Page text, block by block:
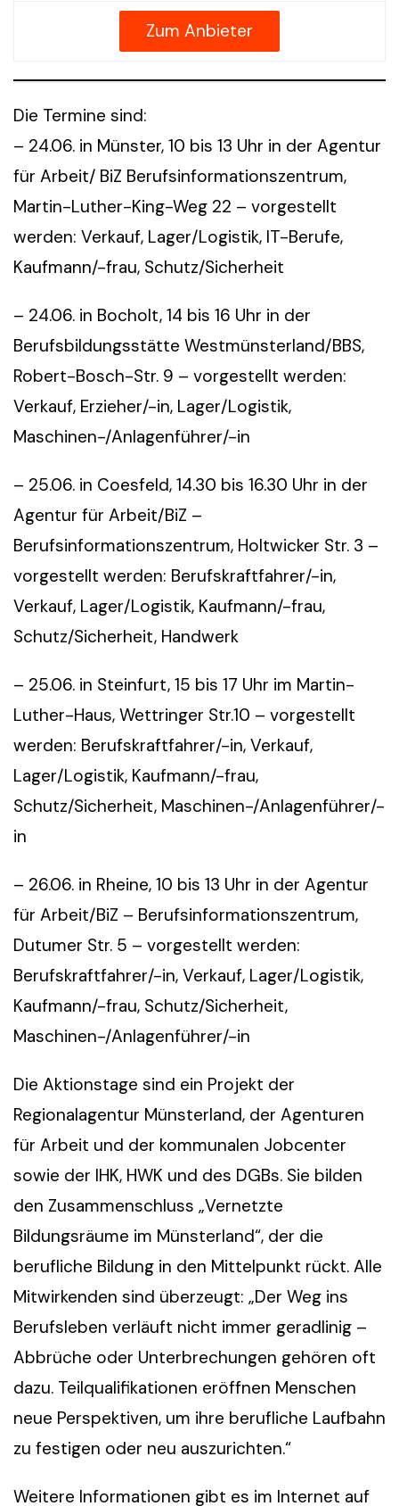
Zum Anbieter
Die Termine sind:
– 24.06. in Münster, 10 bis 13 Uhr in der Agentur
für Arbeit/ BiZ Berufsinformationszentrum,
Martin-Luther-King-Weg 22 – vorgestellt
werden: Verkauf, Lager/Logistik, IT-Berufe,
Kaufmann/-frau, Schutz/Sicherheit
– 24.06. in Bocholt, 14 bis 16 Uhr in der
Berufsbildungsstätte Westmünsterland/BBS,
Robert-Bosch-Str. 9 – vorgestellt werden:
Verkauf, Erzieher/-in, Lager/Logistik,
Maschinen-/Anlagenführer/-in
– 25.06. in Coesfeld, 14.30 bis 16.30 Uhr in der
Agentur für Arbeit/BiZ –
Berufsinformationszentrum, Holtwicker Str. 3 –
vorgestellt werden: Berufskraftfahrer/-in,
Verkauf, Lager/Logistik, Kaufmann/-frau,
Schutz/Sicherheit, Handwerk
– 25.06. in Steinfurt, 15 bis 17 Uhr im Martin-
Luther-Haus, Wettringer Str.10 – vorgestellt
werden: Berufskraftfahrer/-in, Verkauf,
Lager/Logistik, Kaufmann/-frau,
Schutz/Sicherheit, Maschinen-/Anlagenführer/-
in
– 26.06. in Rheine, 10 bis 13 Uhr in der Agentur
für Arbeit/BiZ – Berufsinformationszentrum,
Dutumer Str. 5 – vorgestellt werden:
Berufskraftfahrer/-in, Verkauf, Lager/Logistik,
Kaufmann/-frau, Schutz/Sicherheit,
Maschinen-/Anlagenführer/-in
Die Aktionstage sind ein Projekt der
Regionalagentur Münsterland, der Agenturen
für Arbeit und der kommunalen Jobcenter
sowie der IHK, HWK und des DGBs. Sie bilden
den Zusammenschluss „Vernetzte
Bildungsräume im Münsterland“, der die
berufliche Bildung in den Mittelpunkt rückt. Alle
Mitwirkenden sind überzeugt: „Der Weg ins
Berufsleben verläuft nicht immer geradlinig –
Abbrüche oder Unterbrechungen gehören oft
dazu. Teilqualifikationen eröffnen Menschen
neue Perspektiven, um ihre berufliche Laufbahn
zu festigen oder neu auszurichten.“
Weitere Informationen gibt es im Internet auf